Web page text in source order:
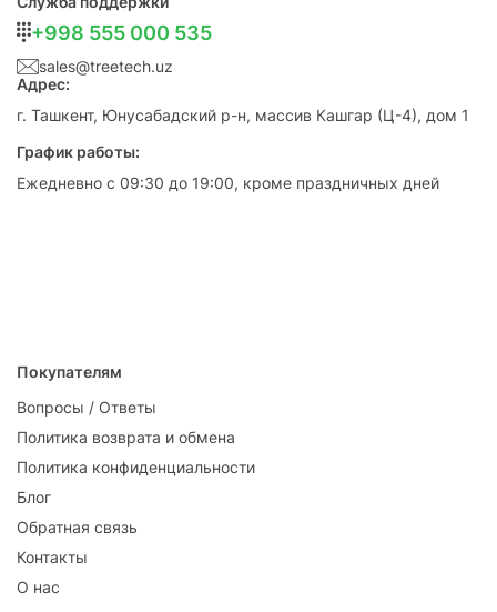
+998 555 000 535
sales@treetech.uz
Адрес:
г. Ташкент, Юнусабадский р-н, массив Кашгар (Ц-4), дом 1
График работы:
Ежедневно с 09:30 до 19:00, кроме праздничных дней
Покупателям
Вопросы / Ответы
Политика возврата и обмена
Политика конфиденциальности
Блог
Обратная связь
Контакты
О нас